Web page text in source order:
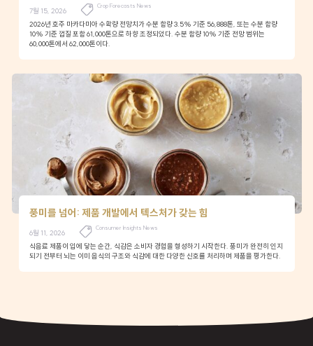
7월 15, 2026
Crop Forecasts News
2026년 호주 마카다미아 수확량 전망치가 수분 함량 3.5% 기준 56,888톤, 또는 수분 함량
10% 기준 껍질 포함 61,000톤으로 하향 조정되었다. 수분 함량 10% 기준 전망 범위는
60,000톤에서 62,000톤이다.
풍미를 넘어: 제품 개발에서 텍스처가 갖는 힘
6월 11, 2026
Consumer Insights News
식음료 제품이 입에 닿는 순간, 식감은 소비자 경험을 형성하기 시작한다. 풍미가 완전히 인지
되기 전부터 뇌는 이미 음식의 구조와 식감에 대한 다양한 신호를 처리하며 제품을 평가한다.